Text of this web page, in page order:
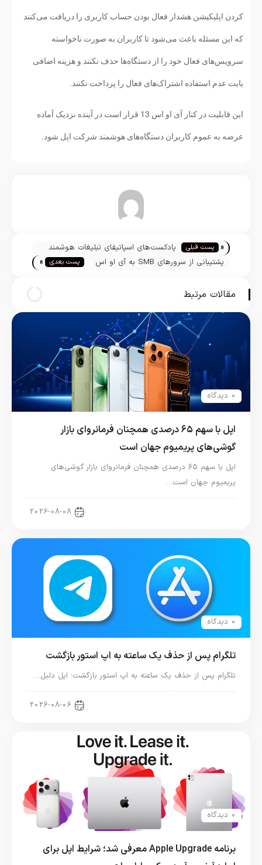
کردن اپلیکیشن هشدار فعال بودن حساب کاربری را دریافت می‌کنند
که این مسئله باعث می‌شود تا کاربران به صورت ناخواسته
سرویس‌های فعال خود را از دستگاه‌ها حذف نکنند و هزینه اضافی
بابت عدم استفاده اشتراک‌های فعال را پرداخت نکنند.
این قابلیت در کنار آی او اس 13 قرار است در آینده نزدیک آماده
عرضه به عموم کاربران دستگاه‌های هوشمند شرکت اپل شود.
تیم تحریریه « پست قبلی
پادکست‌های اسپاتیفای تبلیغات هوشمند
خواهند داشتپشتیبانی از سرورهای SMB به آی او اس
پست بعدی »
مقالات مرتبط
0 دیدگاه
اپل با سهم ۶۵ درصدی همچنان فرمانروای بازار
گوشی‌های پریمیوم جهان است
اپل با سهم ۶۵ درصدی همچنان فرمانروای بازار گوشی‌های
پریمیوم جهان است…
2026-08-08
0 دیدگاه
تلگرام پس از حذف یک ساعته به اپ استور بازگشت
تلگرام پس از حذف یک ساعته به اپ استور بازگشت؛ اپل دلیل…
2026-08-06
0 دیدگاه
برنامه Apple Upgrade معرفی شد؛ شرایط اپل برای